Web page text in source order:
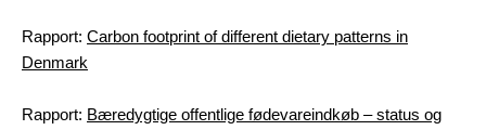
Rapport: Carbon footprint of different dietary patterns in
Denmark
Rapport: Bæredygtige offentlige fødevareindkøb – status og